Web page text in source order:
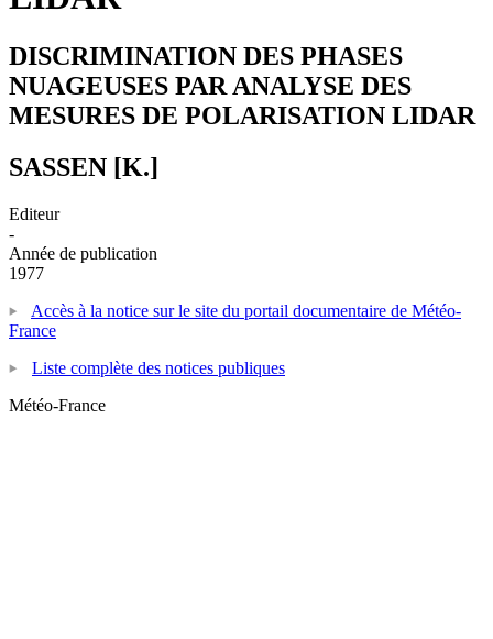
DISCRIMINATION DES PHASES
NUAGEUSES PAR ANALYSE DES
MESURES DE POLARISATION LIDAR
SASSEN [K.]
Editeur
-
Année de publication
1977
Accès à la notice sur le site du portail documentaire de Météo-
France
Liste complète des notices publiques
Météo-France